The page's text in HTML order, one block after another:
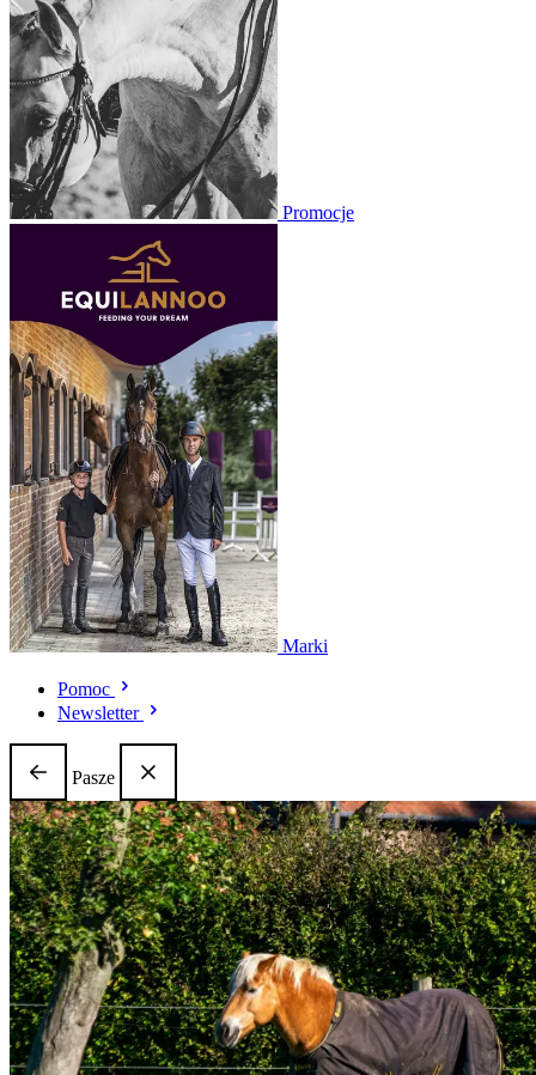
Promocje
Marki
Pomoc
Newsletter
Pasze